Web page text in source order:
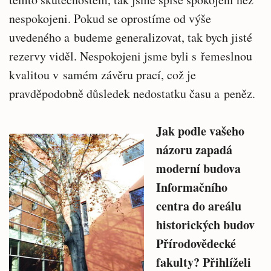
nespokojeni. Pokud se oprostíme od výše
uvedeného a budeme generalizovat, tak bych jisté
rezervy viděl. Nespokojeni jsme byli s řemeslnou
kvalitou v samém závěru prací, což je
pravděpodobně důsledek nedostatku času a peněz.
Jak podle vašeho
názoru zapadá
moderní budova
Informačního
centra do areálu
historických budov
Přírodovědecké
fakulty? Přihlíželi